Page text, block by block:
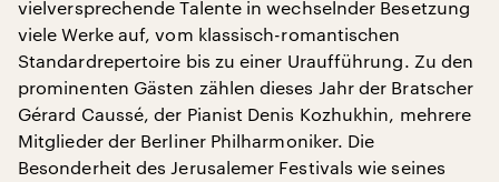
vielversprechende Talente in wechselnder Besetzung
viele Werke auf, vom klassisch-romantischen
Standardrepertoire bis zu einer Uraufführung. Zu den
prominenten Gästen zählen dieses Jahr der Bratscher
Gérard Caussé, der Pianist Denis Kozhukhin, mehrere
Mitglieder der Berliner Philharmoniker. Die
Besonderheit des Jerusalemer Festivals wie seines